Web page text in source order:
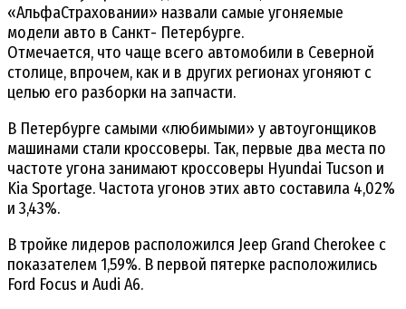
«АльфаСтраховании» назвали самые угоняемые
модели авто в Санкт- Петербурге.
Отмечается, что чаще всего автомобили в Северной
столице, впрочем, как и в других регионах угоняют с
целью его разборки на запчасти.
В Петербурге самыми «любимыми» у автоугонщиков
машинами стали кроссоверы. Так, первые два места по
частоте угона занимают кроссоверы Hyundai Tucson и
Kia Sportage. Частота угонов этих авто составила 4,02%
и 3,43%.
В тройке лидеров расположился Jeep Grand Cherokee с
показателем 1,59%. В первой пятерке расположились
Ford Focus и Audi A6.